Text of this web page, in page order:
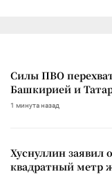
Силы ПВО
Башкирией и
1 минута назад
Хуснуллин
квадратный метр